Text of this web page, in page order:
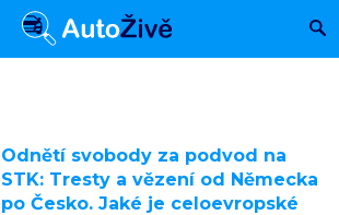
Odnětí svobody za podvod na
STK: Tresty a vězení od Německa
po Česko. Jaké je celoevropské